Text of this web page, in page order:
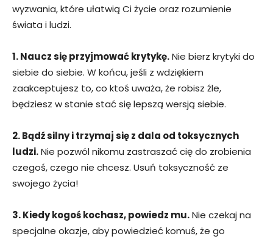
wyzwania, które ułatwią Ci życie oraz rozumienie
świata i ludzi.
1. Naucz się przyjmować krytykę.Nie bierz krytyki do
siebie do siebie. W końcu, jeśli z wdziękiem
zaakceptujesz to, co ktoś uważa, że ​​robisz źle,
będziesz w stanie stać się lepszą wersją siebie.
2. Bądź silny i trzymaj się z dala od toksycznych
ludzi.Nie pozwól nikomu zastraszać cię do zrobienia
czegoś, czego nie chcesz. Usuń toksyczność ze
swojego życia!
3. Kiedy kogoś kochasz, powiedz mu.Nie czekaj na
specjalne okazje, aby powiedzieć komuś, że go